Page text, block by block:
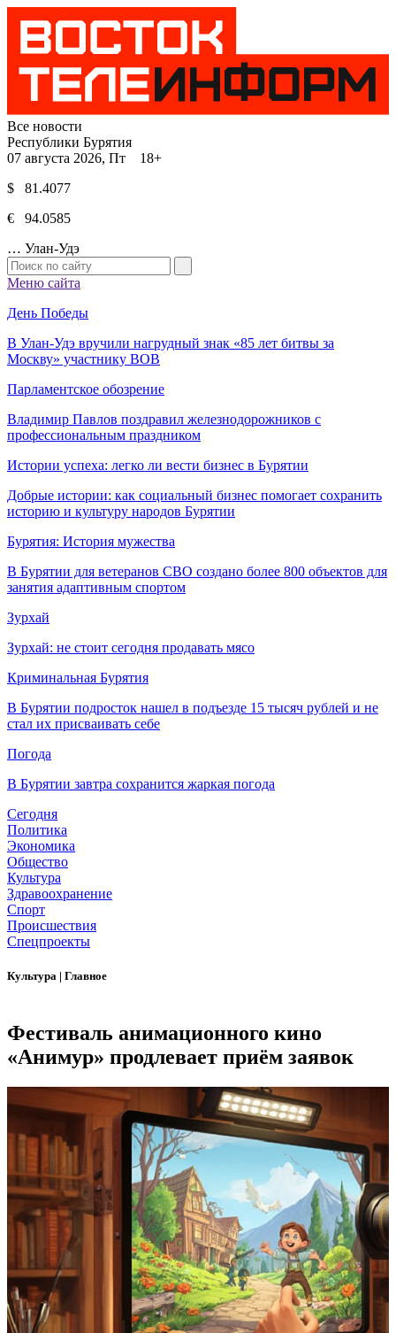
Все новости
Республики Бурятия
07 августа 2026, Пт 18+
$ 81.4077
€ 94.0585
… Улан-Удэ
Меню сайта
День Победы
В Улан-Удэ вручили нагрудный знак «85 лет битвы за
Москву» участнику ВОВ
Парламентское обозрение
Владимир Павлов поздравил железнодорожников с
профессиональным праздником
Истории успеха: легко ли вести бизнес в Бурятии
Добрые истории: как социальный бизнес помогает сохранить
историю и культуру народов Бурятии
Бурятия: История мужества
В Бурятии для ветеранов СВО создано более 800 объектов для
занятия адаптивным спортом
Зурхай
Зурхай: не стоит сегодня продавать мясо
Криминальная Бурятия
В Бурятии подросток нашел в подъезде 15 тысяч рублей и не
стал их присваивать себе
Погода
В Бурятии завтра сохранится жаркая погода
Сегодня
Политика
Экономика
Общество
Культура
Здравоохранение
Спорт
Происшествия
Спецпроекты
Культура | Главное
Фестиваль анимационного кино
«Анимур» продлевает приём заявок